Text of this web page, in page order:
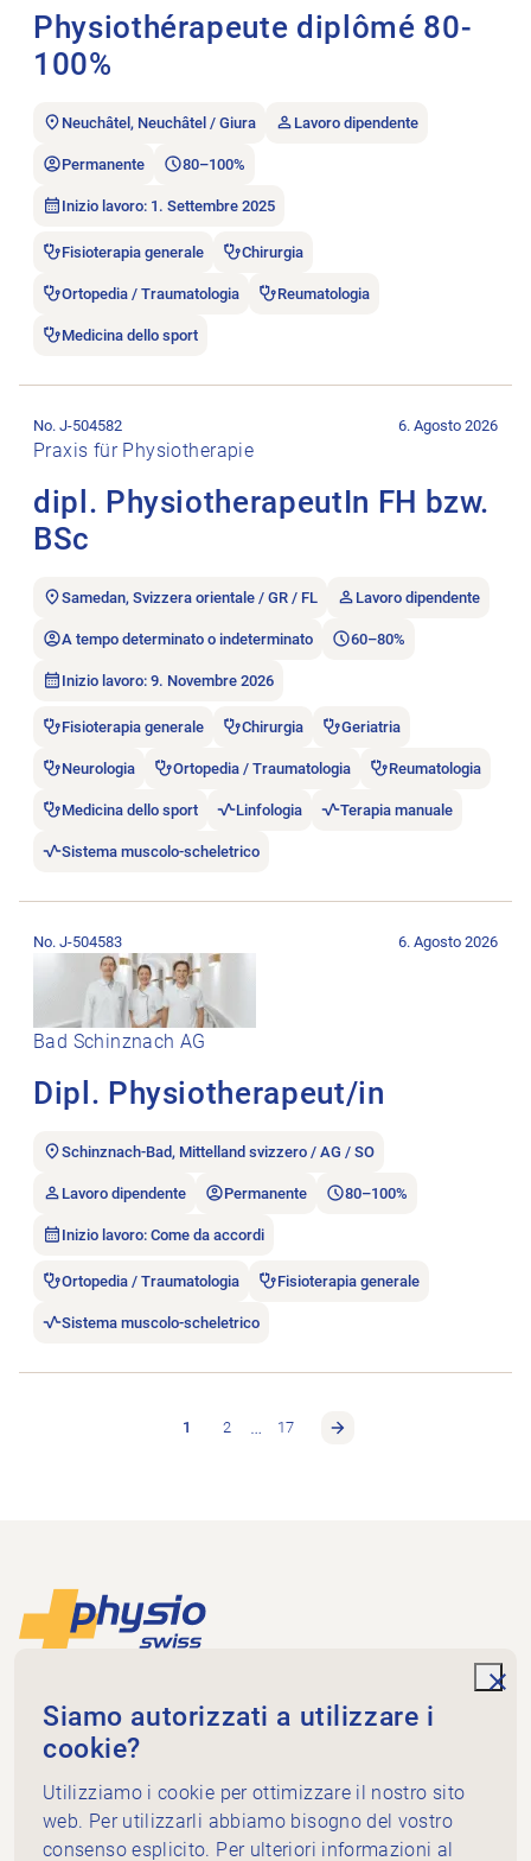
Physiothérapeute diplômé 80-
100%
Neuchâtel, Neuchâtel / Giura Lavoro dipendente
Permanente 80–100%
Inizio lavoro: 1. Settembre 2025
Fisioterapia generale Chirurgia
Ortopedia / Traumatologia Reumatologia
Medicina dello sport
Praxis für Physiotherapie
dipl. PhysiotherapeutIn FH bzw.
BSc
No. J-504582 6. Agosto 2026
Samedan, Svizzera orientale / GR / FL Lavoro dipendente
A tempo determinato o indeterminato 60–80%
Inizio lavoro: 9. Novembre 2026
Fisioterapia generale Chirurgia Geriatria
Neurologia Ortopedia / Traumatologia Reumatologia
Medicina dello sport Linfologia Terapia manuale
Sistema muscolo-scheletrico
Bad Schinznach AG
Dipl. Physiotherapeut/in
No. J-504583 6. Agosto 2026
Schinznach-Bad, Mittelland svizzero / AG / SO
Lavoro dipendente Permanente 80–100%
Inizio lavoro: Come da accordi
Ortopedia / Traumatologia Fisioterapia generale
Sistema muscolo-scheletrico
1 2 … 17
Piè di pagina
Physioswiss
Dammweg 3
3013 Bern
+41 58 255 36 00
info@physioswiss.ch
Media sociali
Siamo autorizzati a utilizzare i
cookie?
Utilizziamo i cookie per ottimizzare il nostro sito
web. Per utilizzarli abbiamo bisogno del vostro
consenso esplicito. Per ulteriori informazioni al